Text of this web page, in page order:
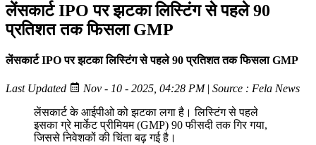
लेंसकार्ट IPO पर झटका लिस्टिंग से पहले 90
प्रतिशत तक फिसला GMP
लेंसकार्ट IPO पर झटका लिस्टिंग से पहले 90 प्रतिशत तक फिसला GMP
Last Updated Nov - 10 - 2025, 04:28 PM| Source : Fela News
लेंसकार्ट के आईपीओ को झटका लगा है। लिस्टिंग से पहले
इसका ग्रे मार्केट प्रीमियम (GMP) 90 फीसदी तक गिर गया,
जिससे निवेशकों की चिंता बढ़ गई है।